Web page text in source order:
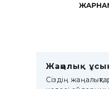
Жаңалық
Сіздің